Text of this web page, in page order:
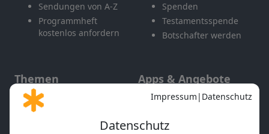
Sendungen von A-Z
Programmheft
kostenlos anfordern
Spenden
Testamentsspende
Botschafter werden
Themen
Gott und Bibel erklärt
Apps & Angebote
Mobile App